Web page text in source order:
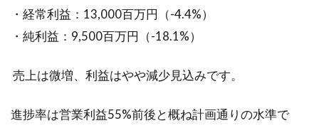
・経常利益：13,000百万円（-4.4%）
・純利益：9,500百万円（-18.1%）
売上は微増、利益はやや減少見込みです。
進捗率は営業利益55%前後と概ね計画通りの水準で